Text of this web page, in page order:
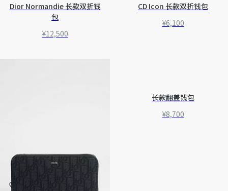
Dior Normandie 长款双折钱
包
¥12,500
CD Icon 长款双折钱包
¥6,100
长款翻盖钱包
¥8,700